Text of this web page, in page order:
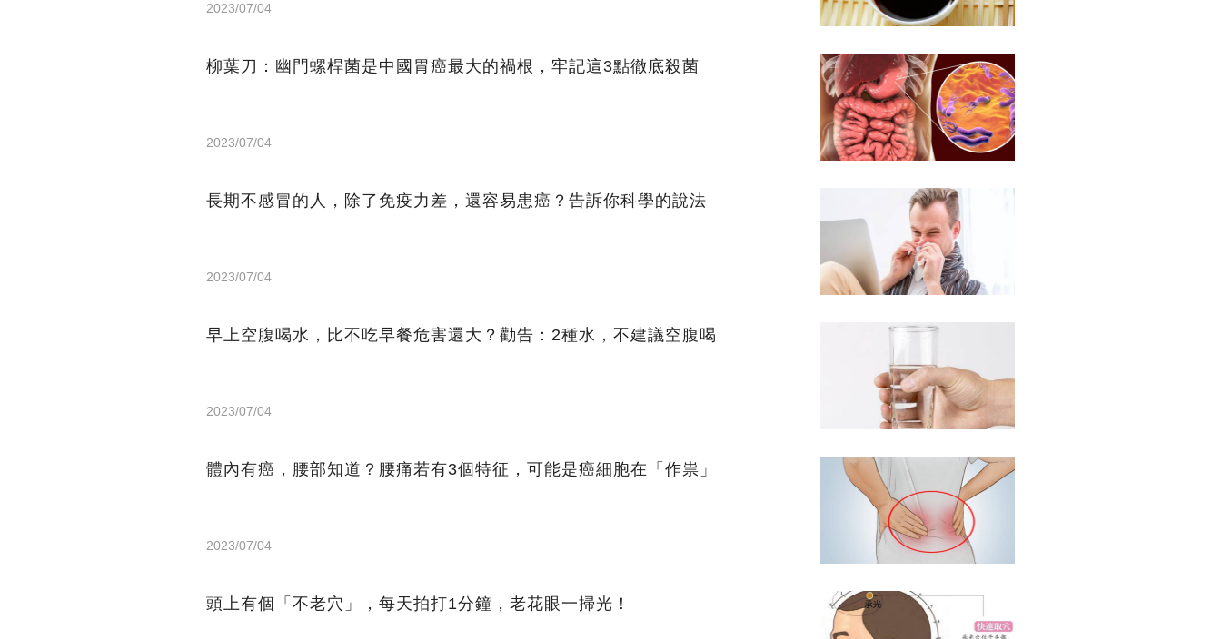
2023/07/04
柳葉刀：幽門螺桿菌是中國胃癌最大的禍根，牢記這3點徹底殺菌
2023/07/04
長期不感冒的人，除了免疫力差，還容易患癌？告訴你科學的說法
2023/07/04
早上空腹喝水，比不吃早餐危害還大？勸告：2種水，不建議空腹喝
2023/07/04
體內有癌，腰部知道？腰痛若有3個特征，可能是癌細胞在「作祟」
2023/07/04
頭上有個「不老穴」，每天拍打1分鐘，老花眼一掃光！